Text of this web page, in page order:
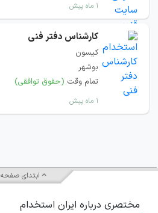
۱ ماه پیش
کارشناس دفتر فنی
کیسون
بوشهر
تمام وقت (حقوق توافقی)
۱ ماه پیش
ابتدای صفحه
مختصری درباره ایران استخدام